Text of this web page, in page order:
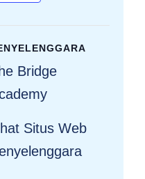
Bridge
Situs Web